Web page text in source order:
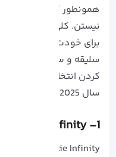
نیستن. کلی ژانر و سبک
برای خودت کمی گیج‌
سلیقه و سبک بازی
سال 2025 باید امتحانشون کنی آوردم:
1-
Axie Infinity